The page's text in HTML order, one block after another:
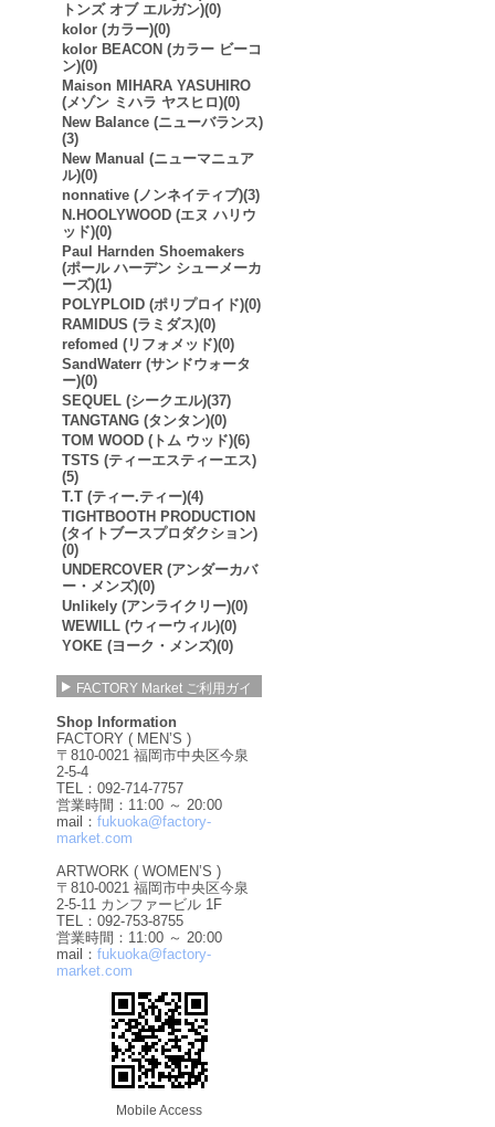
トンズ オブ エルガン)(0)
kolor (カラー)(0)
kolor BEACON (カラー ビーコ
ン)(0)
Maison MIHARA YASUHIRO
(メゾン ミハラ ヤスヒロ)(0)
New Balance (ニューバランス)
(3)
New Manual (ニューマニュア
ル)(0)
nonnative (ノンネイティブ)(3)
N.HOOLYWOOD (エヌ ハリウ
ッド)(0)
Paul Harnden Shoemakers
(ポール ハーデン シューメーカ
ーズ)(1)
POLYPLOID (ポリプロイド)(0)
RAMIDUS (ラミダス)(0)
refomed (リフォメッド)(0)
SandWaterr (サンドウォータ
ー)(0)
SEQUEL (シークエル)(37)
TANGTANG (タンタン)(0)
TOM WOOD (トム ウッド)(6)
TSTS (ティーエスティーエス)
(5)
T.T (ティー.ティー)(4)
TIGHTBOOTH PRODUCTION
(タイトブースプロダクション)
(0)
UNDERCOVER (アンダーカバ
ー・メンズ)(0)
Unlikely (アンライクリー)(0)
WEWILL (ウィーウィル)(0)
YOKE (ヨーク・メンズ)(0)
FACTORY Market ご利用ガイ
Shop Information
FACTORY ( MEN’S )
〒810-0021 福岡市中央区今泉
2-5-4
TEL：092-714-7757
営業時間：11:00 ～ 20:00
mail： fukuoka@factory-
market.com
ARTWORK ( WOMEN’S )
〒810-0021 福岡市中央区今泉
2-5-11 カンファービル 1F
TEL：092-753-8755
営業時間：11:00 ～ 20:00
mail： fukuoka@factory-
market.com
Mobile Access